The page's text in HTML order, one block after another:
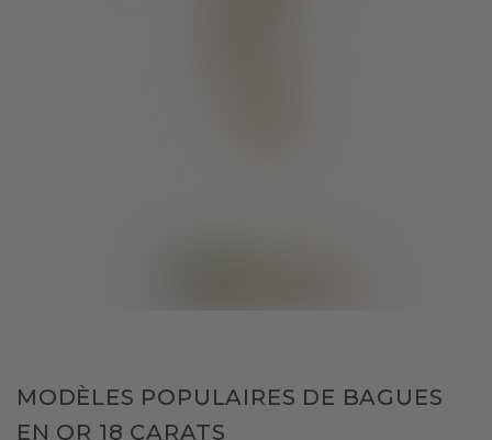
MODÈLES POPULAIRES DE BAGUES
EN OR 18 CARATS